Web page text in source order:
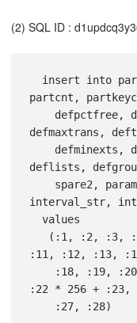
(2) SQL ID :
partcnt,
defmaxtrans,
deflists,
interval_str,
:11, :12, :13,
:22 * 256 +